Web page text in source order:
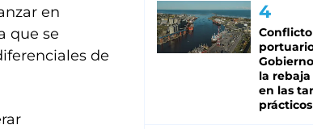
en
que se
de
Conflicto
la rebaja
en las
prácticos